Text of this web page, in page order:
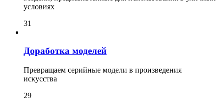
условиях
31
Доработка моделей
Превращаем серийные модели в произведения
искусства
29